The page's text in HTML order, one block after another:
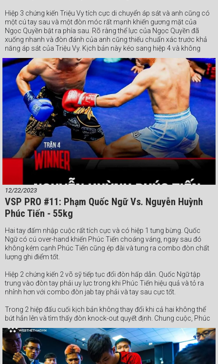
Hiệp 3 chứng kiến Triệu Vy tích cực di chuyển áp sát và anh cũng có
một cú tay sau và một đòn móc rất mạnh khiến gương mặt của
Ngọc Quyền bật ra phía sau. Rõ ràng thể lực của Ngọc Quyền đã
xuống nhanh và đòn đánh của anh cũng thiếu chuẩn xác trước khả
năng áp sát của Triệu Vy. Kịch bản này kéo sang hiệp 4 và không
ngạc nhiên khi Triệu Vy giành chiến thắng chung cuộc bằng tính
điểm, dù Ngọc Quyền nỗ lực vùng lên ở khoảng 20 giây cuối.
#Webthethao #VSPBoxing #boxing #quyenanh
12/22/2023
VSP PRO #11: Phạm Quốc Ngữ Vs. Nguyễn Huỳnh
Phúc Tiến - 55kg
Hai tay đấm nhập cuộc rất tích cực và có hiệp 1 tưng bừng. Quốc
Ngữ có cú over-hand khiến Phúc Tiến choáng váng, ngay sau đó
không kém cạnh Phúc Tiến cũng ép đài và tung ra combo đòn chất
lượng ghi điểm tốt.
Hiệp 2 chứng kiến 2 võ sỹ tiếp tục đổi đòn hấp dẫn. Quốc Ngữ tập
trung vào đòn tay phải uy lực trong khi Phúc Tiến hiệu quả và tỏ ra
nhỉnh hơn với combo đòn jab tay phải và tay sau cực tốt.
Trong 2 hiệp đấu cuối kịch bản không thay đổi khi cả hai không thể
bứt hẳn lên và tìm thấy đòn knock-out quyết định. Chung cuộc, Phúc
Tiến giành chiến thắng bằng tính điểm khi cả 3 giám định đều chấm
39-37 cho tay đấm này.
#Webthethao #VSPBoxing #boxing #quyenanh